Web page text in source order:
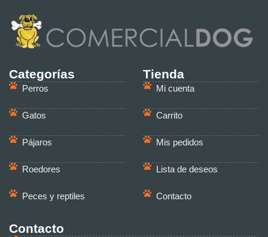
Categorías
Perros
Gatos
Pájaros
Roedores
Peces y reptiles
Tienda
Mi cuenta
Carrito
Mis pedidos
Lista de deseos
Contacto
Contacto